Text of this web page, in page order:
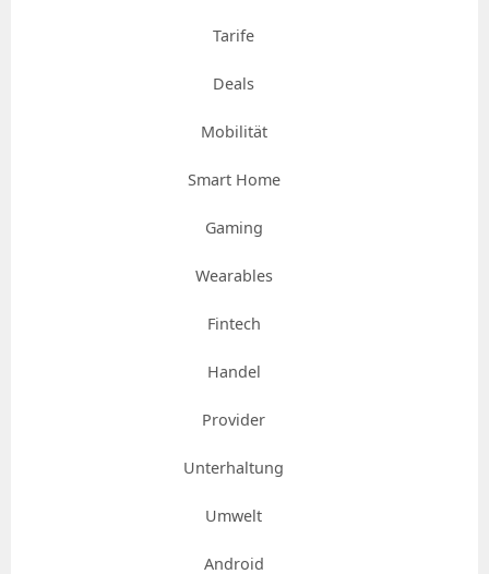
Tarife
Deals
Mobilität
Smart Home
Gaming
Wearables
Fintech
Handel
Provider
Unterhaltung
Umwelt
Android